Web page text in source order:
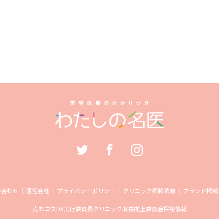
わせ 運営会社 プライバシーポリシー クリニック掲載依頼 ブランド掲
売れコスDX実行委員長クリニック収益向上委員会採用情報